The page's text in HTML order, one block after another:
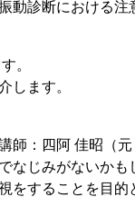
動診断における注
。
します。
：四阿 佳昭（元
なじみがないかも
をすることを目的